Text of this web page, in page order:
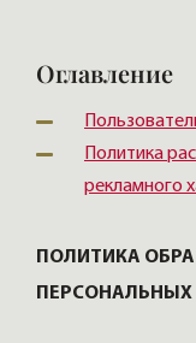
Оглавление
Политика
рекламного
ПОЛИТИКА